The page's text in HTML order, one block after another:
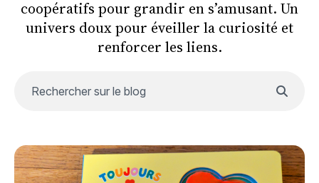
coopératifs pour grandir en s’amusant. Un
univers doux pour éveiller la curiosité et
renforcer les liens.
Rechercher sur le blog
Featured